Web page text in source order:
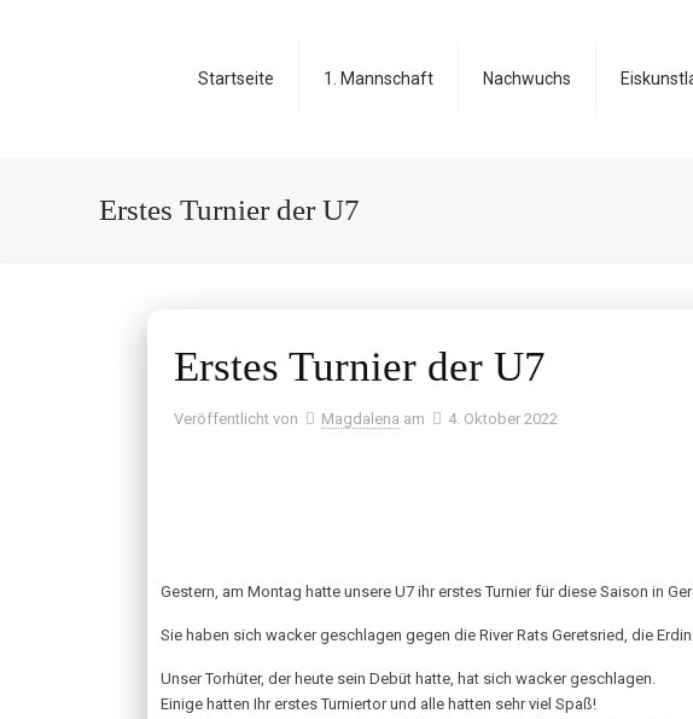
Startseite 1. Mannschaft Nachwuchs
Erstes Turnier der U7
Erstes Turnier der U7
Veröffentlicht von Magdalena am 4. Oktober 2022
Gestern, am Montag hatte unsere U7 ihr erstes Turnier für diese Saison in
Sie haben sich wacker geschlagen gegen die River Rats Geretsried, die
Unser Torhüter, der heute sein Debüt hatte, hat sich wacker geschlagen.
Einige hatten Ihr erstes Turniertor und alle hatten sehr viel Spaß!